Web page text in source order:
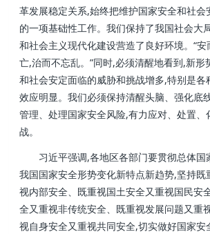
革发展稳定关系,始终把维护国家安全和社会
的一项基础性工作。我们保持了我国社会大
和社会主义现代化建设营造了良好环境。“
亡,治而不忘乱。”同时,必须清醒地看到,新形
和社会安定面临的威胁和挑战增多,特别是各
效应明显。我们必须保持清醒头脑、强化底
管理、处理国家安全风险,有力应对、处置、
战。
习近平强调,各地区各部门要贯彻总体国
我国国家安全形势变化新特点新趋势,坚持既
视内部安全、既重视国土安全又重视国民安
全又重视非传统安全、既重视发展问题又重
视自身安全又重视共同安全,切实做好国家安